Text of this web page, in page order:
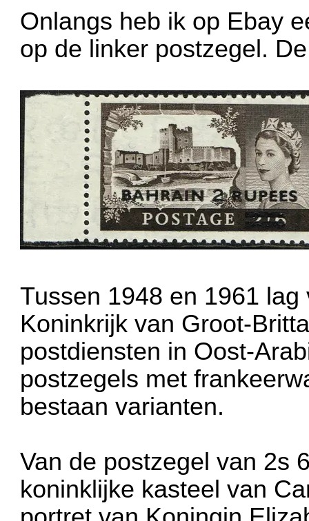
Onlangs heb ik op Ebay
op de linker postzegel.
Tussen 1948 en 1961
Koninkrijk van Groot-
postdiensten in Oost-
postzegels met
bestaan varianten.
Van de postzegel van 2s
koninklijke kasteel van